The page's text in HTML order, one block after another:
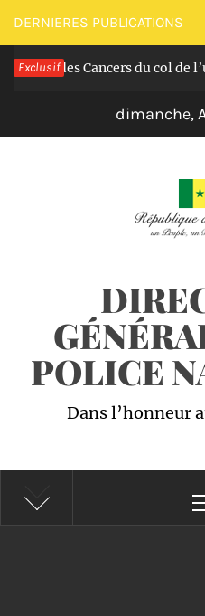
Passer
au
contenu
DERNIERES PUBLICATIONS
Exclusifdes Cancers du col de
dimanche,
POLICE
Dans l’honneur